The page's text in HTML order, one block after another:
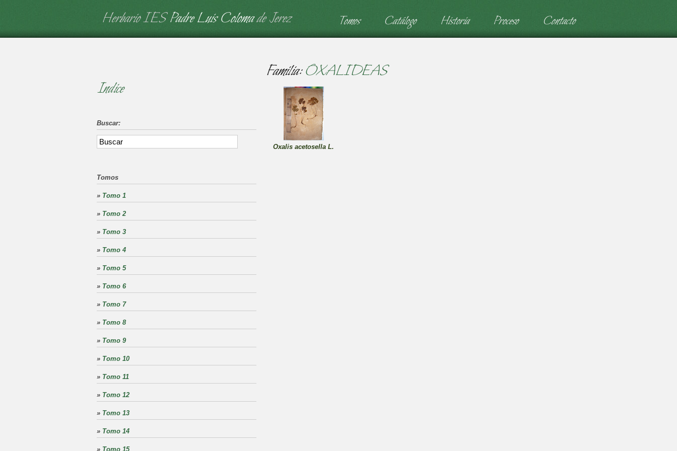
Herbario IES Padre Luis Colomade Jerez Tomos Catálogo Historia Proceso Contacto
Familia:OXALIDEAS
Oxalis acetosella L.
Indice
Buscar:
Tomos
» Tomo 1
» Tomo 2
» Tomo 3
» Tomo 4
» Tomo 5
» Tomo 6
» Tomo 7
» Tomo 8
» Tomo 9
» Tomo 10
» Tomo 11
» Tomo 12
» Tomo 13
» Tomo 14
» Tomo 15